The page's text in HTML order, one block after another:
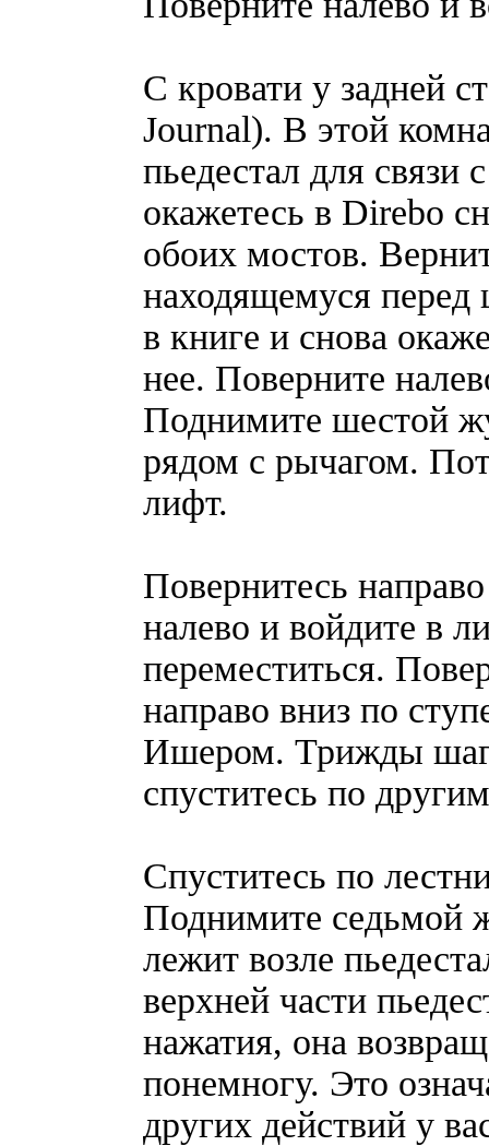
С кровати у задней
Journal). В этой
пьедестал для связи
окажетесь в Direbo
обоих мостов.
находящемуся перед
в книге и снова
нее. Поверните
Поднимите шестой
рядом с рычагом.
лифт.
Повернитесь
налево и войдите в
переместиться.
направо вниз по
Ишером. Трижды
спуститесь по
Спуститесь по
Поднимите седьмой
лежит возле
верхней части
нажатия, она
понемногу. Это
других действий у